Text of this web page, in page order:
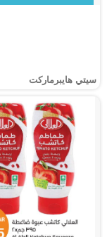
سيتي هايبرماركت